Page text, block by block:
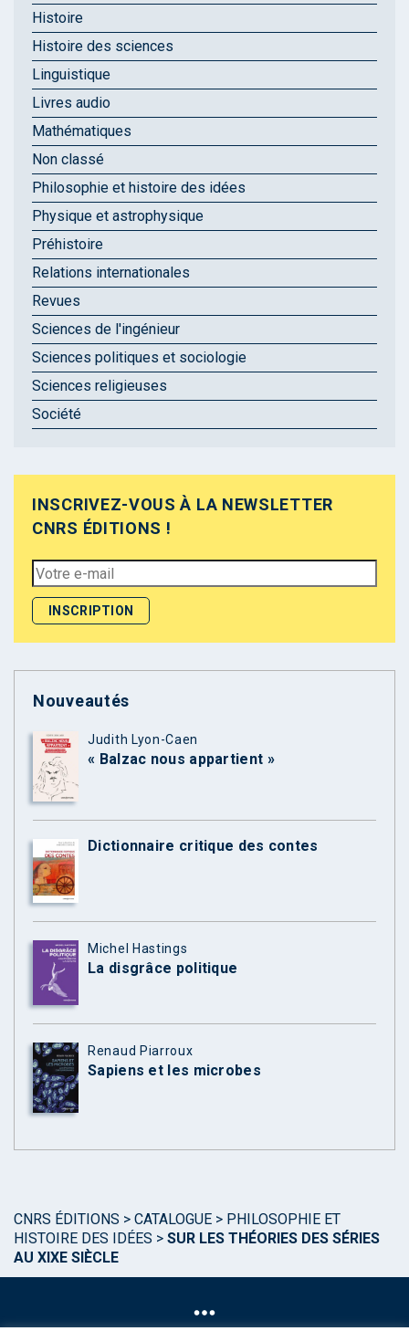
Histoire
Histoire des sciences
Linguistique
Livres audio
Mathématiques
Non classé
Philosophie et histoire des idées
Physique et astrophysique
Préhistoire
Relations internationales
Revues
Sciences de l'ingénieur
Sciences politiques et sociologie
Sciences religieuses
Société
INSCRIVEZ-VOUS À LA NEWSLETTER
CNRS ÉDITIONS !
Nouveautés
Judith Lyon-Caen
« Balzac nous appartient »
Dictionnaire critique des contes
Michel Hastings
La disgrâce politique
Renaud Piarroux
Sapiens et les microbes
CNRS ÉDITIONS > CATALOGUE > PHILOSOPHIE ET
HISTOIRE DES IDÉES > SUR LES THÉORIES DES SÉRIES
AU XIXE SIÈCLE